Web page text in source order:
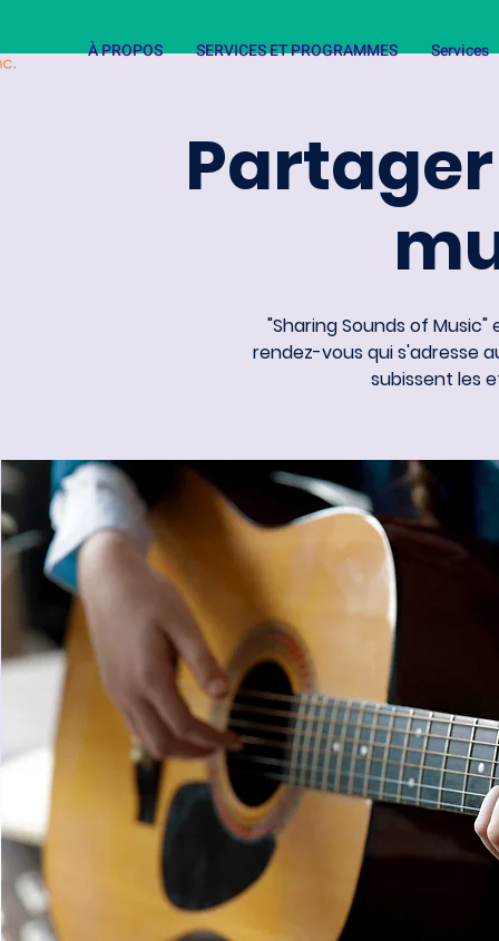
À PROPOS SERVICES ET PROGRAMMES Services
"Sharing Sounds of
rendez-vous qui s'adresse
subissent les